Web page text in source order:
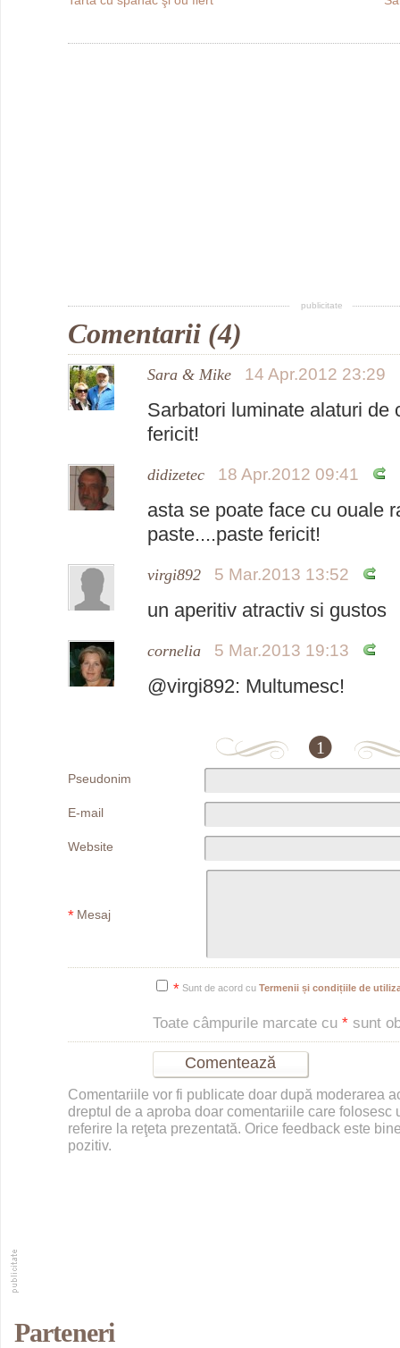
publicitate
Comentarii (4)
Sara & Mike 14 Apr.2012 23:29
Sarbatori luminate alaturi de
fericit!
didizetec 18 Apr.2012 09:41
asta se poate face cu ouale
paste....paste fericit!
virgi892 5 Mar.2013 13:52
un aperitiv atractiv si gustos
cornelia 5 Mar.2013 19:13
@virgi892: Multumesc!
1
Pseudonim
E-mail
Website
* Mesaj
* Sunt de acord cu Termenii și condițiile de
Toate câmpurile marcate cu * sunt
Comentariile vor fi publicate doar după moderarea
dreptul de a aproba doar comentariile care folosesc
referire la reţeta prezentată. Orice feedback este
pozitiv.
Parteneri